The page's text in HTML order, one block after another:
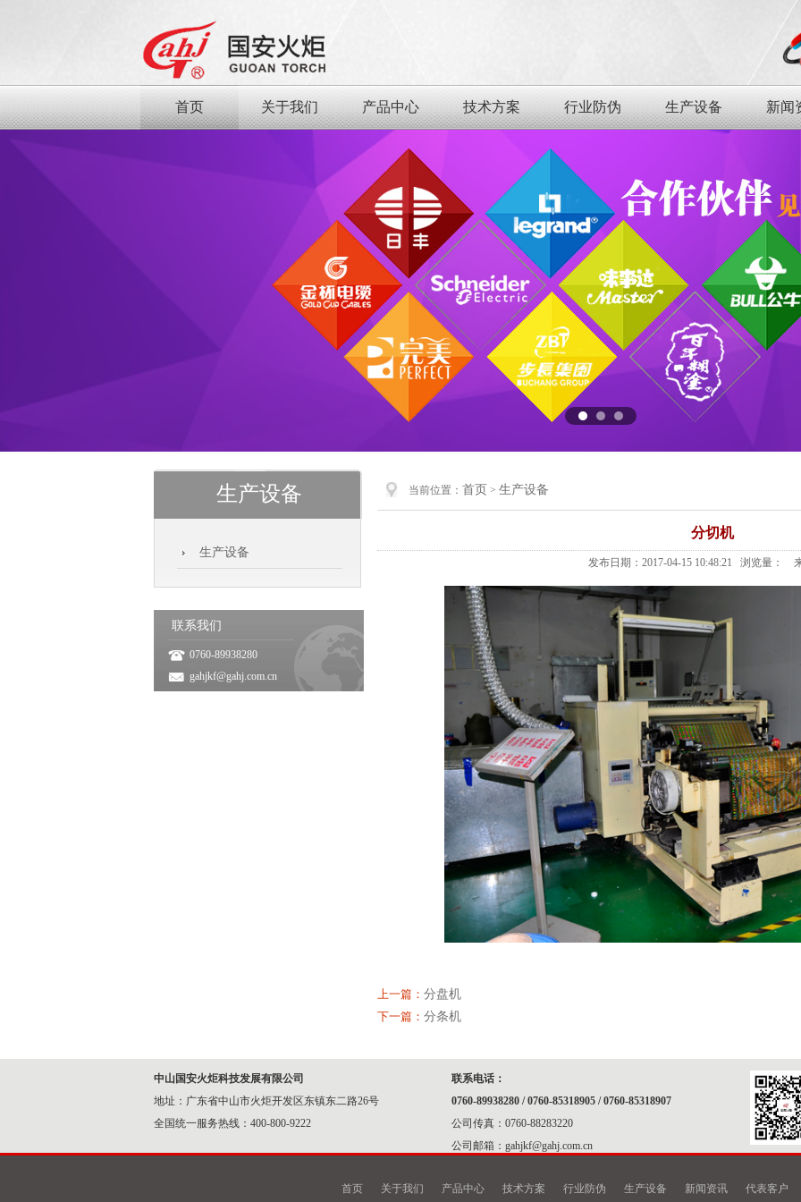
首页 关于我们 产品中心
产品中心
技术方案
技术方案
行业防伪
行业防伪
生产设备
生产设备
新闻
新闻
食品行业
生产设备
生产设备
联系我们
0760-89938280
gahjkf@gahj.com.cn
当前位置： 首页 > 生产设备
分切机
发布日期：2017-04-15 10:48:21 浏览量：
上一篇： 分盘机
下一篇： 分条机
中山国安火炬科技发展有限公司
地址：广东省中山市火炬开发区东镇东二路26号
全国统一服务热线：400-800-9222
联系电话：
0760-89938280 / 0760-85318905 / 0760-85318907
公司传真：0760-88283220
公司邮箱：gahjkf@gahj.com.cn
首页 关于我们 产品中心 技术方案 行业防伪 生产设备 新闻资讯 代表客户